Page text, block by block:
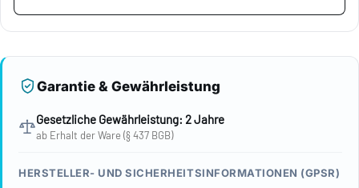
Garantie & Gewährleistung
Gesetzliche Gewährleistung: 2 Jahre
ab Erhalt der Ware (§ 437 BGB)
HERSTELLER- UND SICHERHEITSINFORMATIONEN (GPSR)